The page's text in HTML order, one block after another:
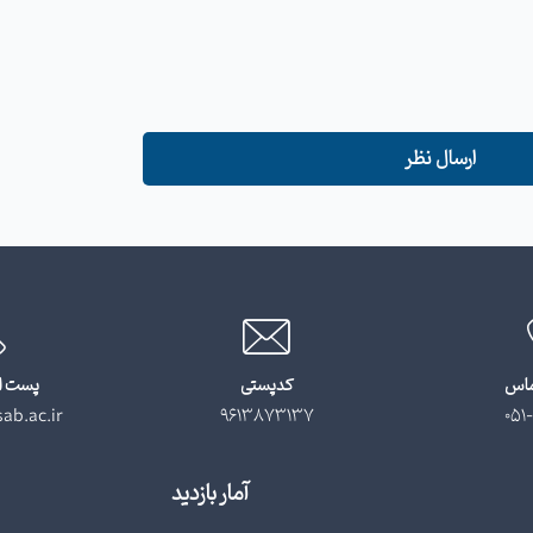
ارسال نظر
کدپستی
9613873137
پست
آمار بازدید